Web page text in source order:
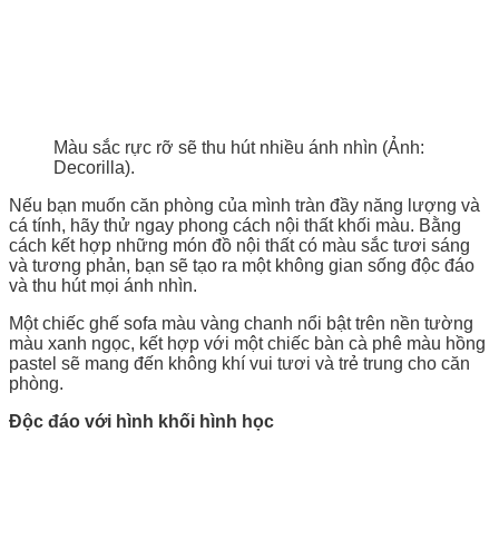
Màu sắc rực rỡ sẽ thu hút nhiều ánh nhìn (Ảnh:
Decorilla).
Nếu bạn muốn căn phòng của mình tràn đầy năng lượng và
cá tính, hãy thử ngay phong cách nội thất khối màu. Bằng
cách kết hợp những món đồ nội thất có màu sắc tươi sáng
và tương phản, bạn sẽ tạo ra một không gian sống độc đáo
và thu hút mọi ánh nhìn.
Một chiếc ghế sofa màu vàng chanh nổi bật trên nền tường
màu xanh ngọc, kết hợp với một chiếc bàn cà phê màu hồng
pastel sẽ mang đến không khí vui tươi và trẻ trung cho căn
phòng.
Độc đáo với hình khối hình học